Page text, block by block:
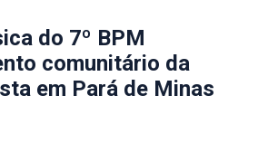
do 7º BPM
comunitário da
em Pará de Minas